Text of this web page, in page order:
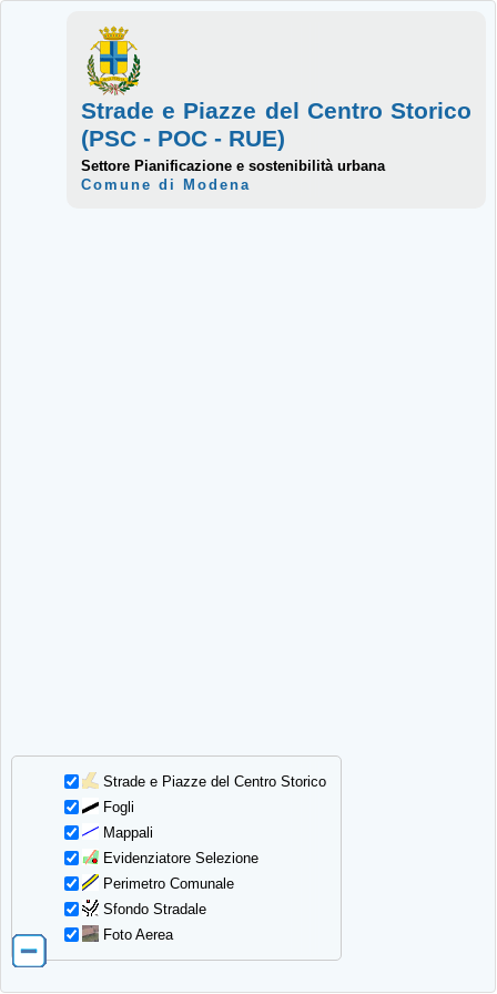
Strade e Piazze del Centro Storico
Fogli
Mappali
Evidenziatore Selezione
Perimetro Comunale
Sfondo Stradale
Foto Aerea
Strade e Piazze del Centro Storico
(PSC - POC - RUE)
Settore Pianificazione e sostenibilità urbana
Comune di Modena